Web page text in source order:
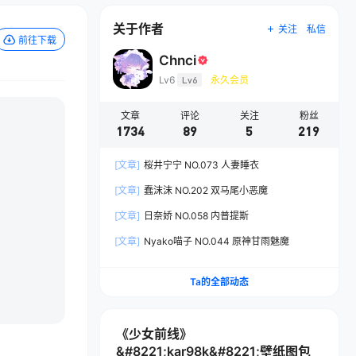
前往下载
关于作者 关注 私信
Chnci
Lv6 Lv6 永久会员
文章
1734
评论
89
关注
5
粉丝
219
[文章] 桜井宁宁 NO.073 人妻睡衣
[文章] 蠢沫沫 NO.202 双马尾小恶魔
[文章] 日奈娇 NO.058 内普提斯
[文章] Nyako喵子 NO.044 原神甘雨魅魔
Ta的全部动态
《少女前线》
&#8221;kar98k&#8221;壁纸图包